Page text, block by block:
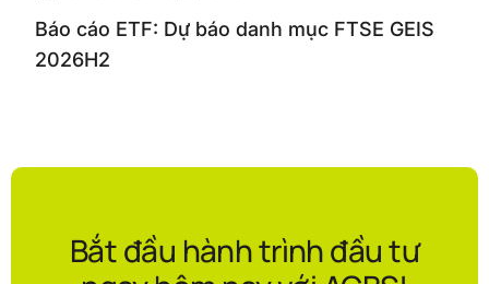
Báo cáo ETF: Dự báo danh mục FTSE GEIS
2026H2
Bắt đầu hành trình đầu tư